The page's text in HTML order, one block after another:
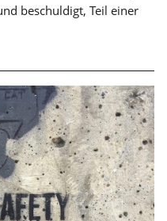
beschuldigt, Teil einer